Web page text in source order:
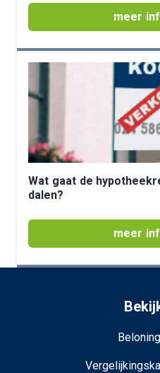
meer
Wat gaat de
dalen?
meer